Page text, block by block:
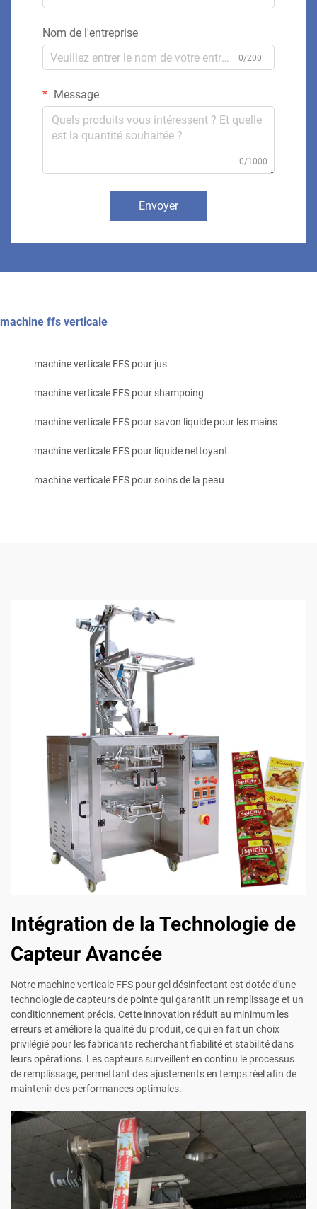
Nom de l'entreprise
0/200
Message
0/1000
Envoyer
machine ffs verticale
machine verticale FFS pour jus
machine verticale FFS pour shampoing
machine verticale FFS pour savon liquide pour les mains
machine verticale FFS pour liquide nettoyant
machine verticale FFS pour soins de la peau
Intégration de la Technologie de
Capteur Avancée
Notre machine verticale FFS pour gel désinfectant est dotée d'une
technologie de capteurs de pointe qui garantit un remplissage et un
conditionnement précis. Cette innovation réduit au minimum les
erreurs et améliore la qualité du produit, ce qui en fait un choix
privilégié pour les fabricants recherchant fiabilité et stabilité dans
leurs opérations. Les capteurs surveillent en continu le processus
de remplissage, permettant des ajustements en temps réel afin de
maintenir des performances optimales.